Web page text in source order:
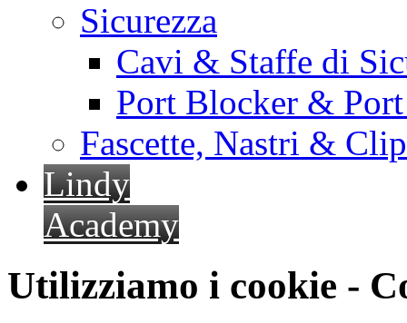
Sicurezza
Cavi & Staffe di
Port Blocker &
Fascette, Nastri &
Lindy
Academy
Utilizziamo i cookie -